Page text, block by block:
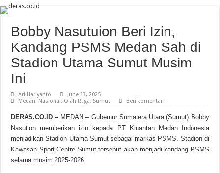
Bobby Nasutuion Beri Izin,
Kandang PSMS Medan Sah di
Stadion Utama Sumut Musim
Ini
Ari Hariyanto
June 23, 2025
Medan, Nasional, Olah Raga, Sumut Beri komentar
DERAS.CO.ID –MEDAN – Gubernur Sumatera Utara (Sumut) Bobby
Nasution memberikan izin kepada PT Kinantan Medan Indonesia
menjadikan Stadion Utama Sumut sebagai markas PSMS. Stadion di
Kawasan Sport Centre Sumut tersebut akan menjadi kandang PSMS
selama musim 2025-2026.